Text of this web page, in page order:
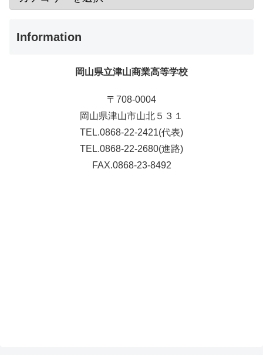
Information
岡山県立津山商業高等学校
〒708-0004
岡山県津山市山北５３１
TEL.0868-22-2421(代表)
TEL.0868-22-2680(進路)
FAX.0868-23-8492